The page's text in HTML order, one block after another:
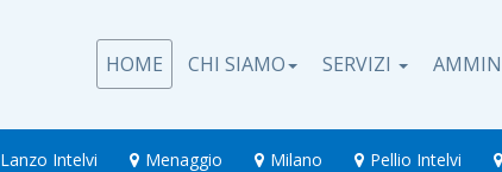
HOME CHI SIAMO SERVIZI
Lanzo Intelvi Menaggio Milano Pellio Intelvi